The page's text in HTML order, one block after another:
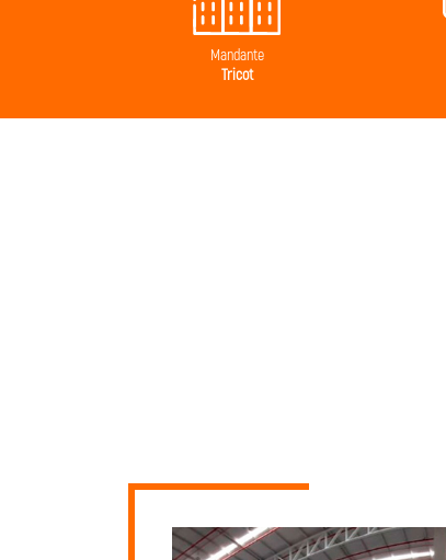
Mandante
Tricot